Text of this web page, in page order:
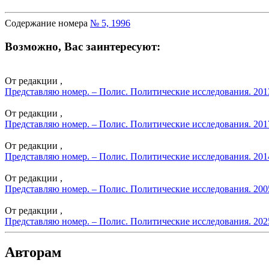
Содержание номера № 5, 1996
Возможно, Вас заинтересуют:
От редакции ,
Представляю номер. – Полис. Политические исследования.
От редакции ,
Представляю номер. – Полис. Политические исследования.
От редакции ,
Представляю номер. – Полис. Политические исследования.
От редакции ,
Представляю номер. – Полис. Политические исследования.
От редакции ,
Представляю номер. – Полис. Политические исследования.
Авторам